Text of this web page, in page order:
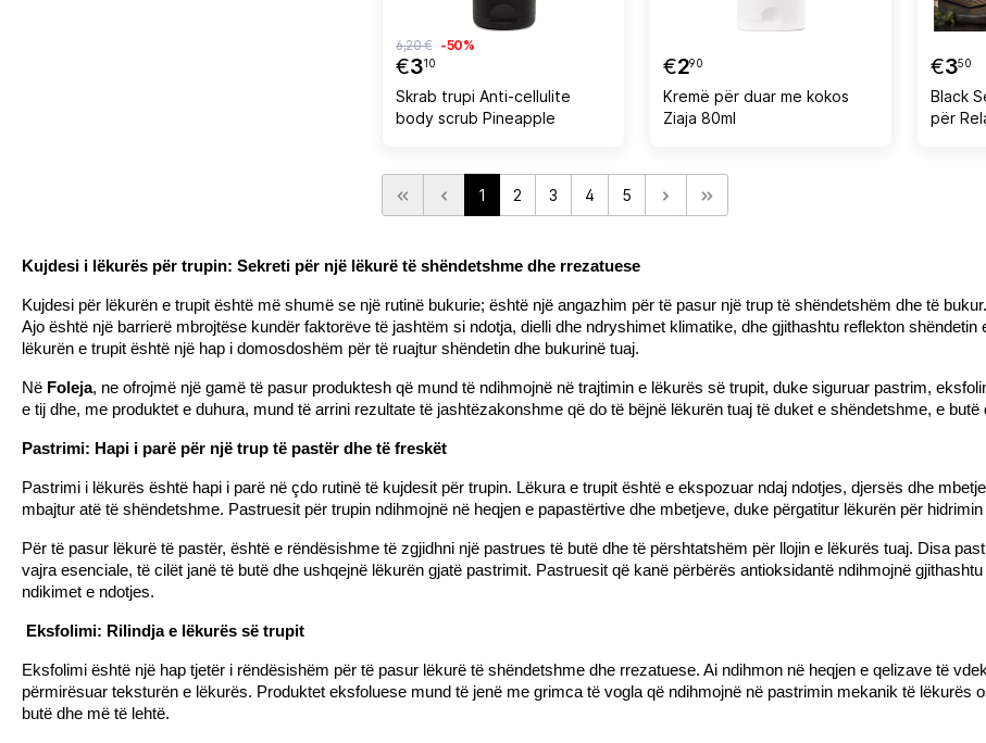
€310
6,20 € -50%
Skrab trupi Anti-cellulite
body scrub Pineapple
€290
Kremë për duar me kokos
Ziaja 80ml
€350
Black
për
1 2 3 4 5
Kujdesi i lëkurës për trupin: Sekreti për një lëkurë të shëndetshme dhe rrezatuese
Kujdesi për lëkurën e trupit është më shumë se një rutinë bukurie; është një angazhim për të pasur një trup të shëndetshëm dhe të
Ajo është një barrierë mbrojtëse kundër faktorëve të jashtëm si ndotja, dielli dhe ndryshimet klimatike, dhe gjithashtu reflekton
lëkurën e trupit është një hap i domosdoshëm për të ruajtur shëndetin dhe bukurinë tuaj.
Në Foleja, ne ofrojmë një gamë të pasur produktesh që mund të ndihmojnë në trajtimin e lëkurës së trupit, duke siguruar pastrim,
e tij dhe, me produktet e duhura, mund të arrini rezultate të jashtëzakonshme që do të bëjnë lëkurën tuaj të duket e shëndetshme, e butë
Pastrimi: Hapi i parë për një trup të pastër dhe të freskët
Pastrimi i lëkurës është hapi i parë në çdo rutinë të kujdesit për trupin. Lëkura e trupit është e ekspozuar ndaj ndotjes, djersës dhe
mbajtur atë të shëndetshme. Pastruesit për trupin ndihmojnë në heqjen e papastërtive dhe mbetjeve, duke përgatitur lëkurën për
Për të pasur lëkurë të pastër, është e rëndësishme të zgjidhni një pastrues të butë dhe të përshtatshëm për llojin e lëkurës tuaj. Disa
vajra esenciale, të cilët janë të butë dhe ushqejnë lëkurën gjatë pastrimit. Pastruesit që kanë përbërës antioksidantë ndihmojnë
ndikimet e ndotjes.
Eksfolimi: Rilindja e lëkurës së trupit
Eksfolimi është një hap tjetër i rëndësishëm për të pasur lëkurë të shëndetshme dhe rrezatuese. Ai ndihmon në heqjen e qelizave të
përmirësuar teksturën e lëkurës. Produktet eksfoluese mund të jenë me grimca të vogla që ndihmojnë në pastrimin mekanik të lëkurës
butë dhe më të lehtë.